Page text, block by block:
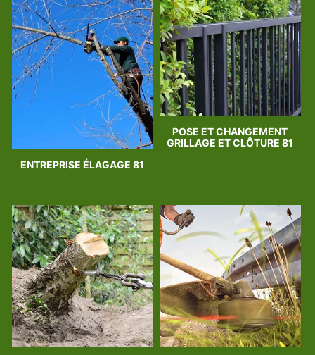
ENTREPRISE ÉLAGAGE 81
POSE ET CHANGEMENT
GRILLAGE ET CLÔTURE 81